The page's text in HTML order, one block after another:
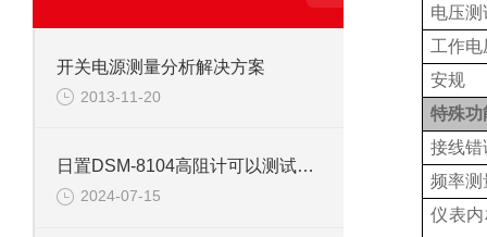
开关电源测量分析解决方案
2013-11-20
日置DSM-8104高阻计可以测试哪些方面?
2024-07-15
电压
工作电
安规
特殊功
接线错
频率测
仪表